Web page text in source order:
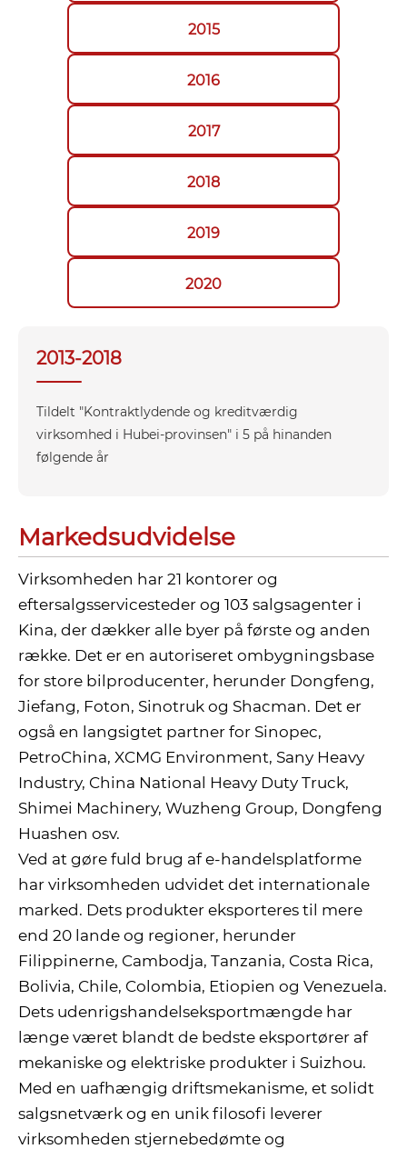
2015
2016
2017
2018
2019
2020
2013-2018
Tildelt "Kontraktlydende og kreditværdig
virksomhed i Hubei-provinsen" i 5 på hinanden
følgende år
Markedsudvidelse
Virksomheden har 21 kontorer og
eftersalgsservicesteder og 103 salgsagenter i
Kina, der dækker alle byer på første og anden
række. Det er en autoriseret ombygningsbase
for store bilproducenter, herunder Dongfeng,
Jiefang, Foton, Sinotruk og Shacman. Det er
også en langsigtet partner for Sinopec,
PetroChina, XCMG Environment, Sany Heavy
Industry, China National Heavy Duty Truck,
Shimei Machinery, Wuzheng Group, Dongfeng
Huashen osv.
Ved at gøre fuld brug af e-handelsplatforme
har virksomheden udvidet det internationale
marked. Dets produkter eksporteres til mere
end 20 lande og regioner, herunder
Filippinerne, Cambodja, Tanzania, Costa Rica,
Bolivia, Chile, Colombia, Etiopien og Venezuela.
Dets udenrigshandelseksportmængde har
længe været blandt de bedste eksportører af
mekaniske og elektriske produkter i Suizhou.
Med en uafhængig driftsmekanisme, et solidt
salgsnetværk og en unik filosofi leverer
virksomheden stjernebedømte og